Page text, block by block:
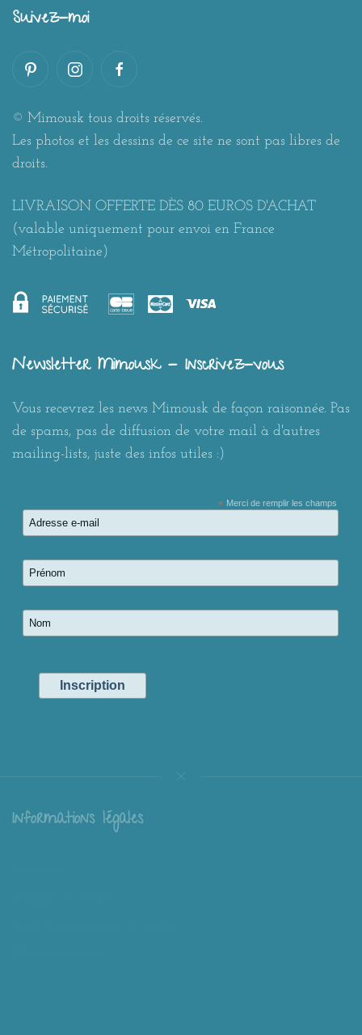
Suivez-moi
© Mimousk tous droits réservés.
Les photos et les dessins de ce site ne sont pas libres de
droits.
LIVRAISON OFFERTE DÈS 80 EUROS D'ACHAT
(valable uniquement pour envoi en France
Métropolitaine)
Newsletter Mimousk - Inscrivez-vous
Vous recevrez les news Mimousk de façon raisonnée. Pas
de spams, pas de diffusion de votre mail à d'autres
mailing-lists, juste des infos utiles :)
*Merci de remplir les champs
Informations légales